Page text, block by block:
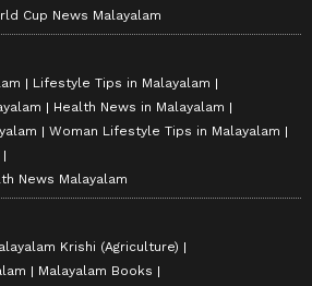
Cup News Malayalam
Lifestyle Tips in Malayalam
Health News in Malayalam
Woman Lifestyle Tips in Malayalam
News Malayalam
Krishi (Agriculture)
Malayalam Books